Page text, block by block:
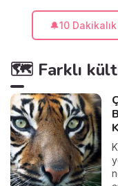
🔔10
🗺️ Farklı